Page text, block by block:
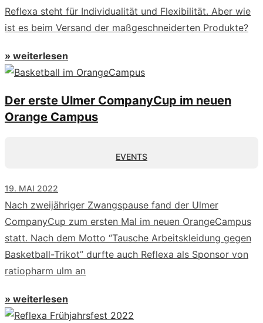
Reflexa steht für Individualität und Flexibilität. Aber wie
ist es beim Versand der maßgeschneiderten Produkte?
» weiterlesen
Der erste Ulmer CompanyCup im neuen
Orange Campus
EVENTS
19. MAI 2022
Nach zweijähriger Zwangspause fand der Ulmer
CompanyCup zum ersten Mal im neuen OrangeCampus
statt. Nach dem Motto “Tausche Arbeitskleidung gegen
Basketball-Trikot” durfte auch Reflexa als Sponsor von
ratiopharm ulm an
» weiterlesen